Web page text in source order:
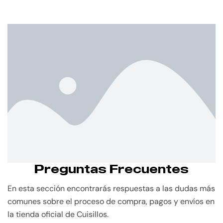
Preguntas Frecuentes
En esta sección encontrarás respuestas a las dudas más
comunes sobre el proceso de compra, pagos y envíos en
la tienda oficial de Cuisillos.